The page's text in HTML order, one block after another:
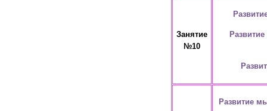
Занятие
№10
Развитие